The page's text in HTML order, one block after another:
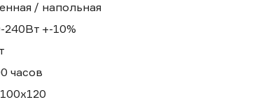
/ напольная
240Вт +-10%
часов